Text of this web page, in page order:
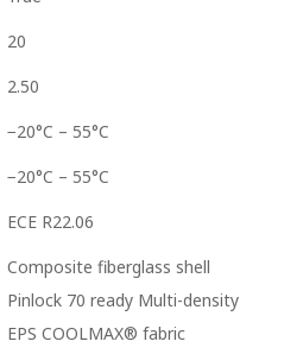
20
2.50
−20°C – 55°C
−20°C – 55°C
ECE R22.06
Composite fiberglass shell
Pinlock 70 ready Multi-density
EPS COOLMAX® fabric